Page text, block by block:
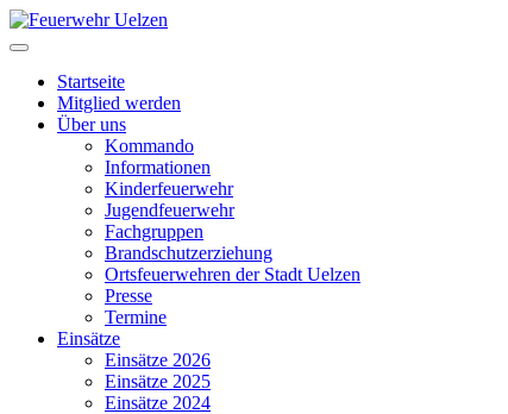
Startseite
Mitglied werden
Über uns
Kommando
Informationen
Kinderfeuerwehr
Jugendfeuerwehr
Fachgruppen
Brandschutzerziehung
Ortsfeuerwehren der Stadt Uelzen
Presse
Termine
Einsätze
Einsätze 2026
Einsätze 2025
Einsätze 2024